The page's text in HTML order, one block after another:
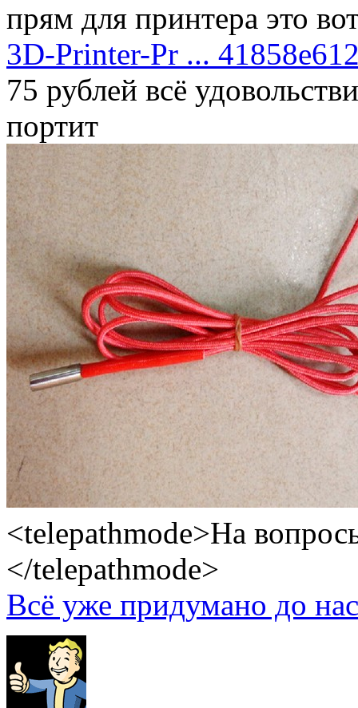
прям для принтера это
3D-Printer-Pr ...
75 рублей всё
портит
<telepathmode>На
</telepathmode>
Всё уже придумано до